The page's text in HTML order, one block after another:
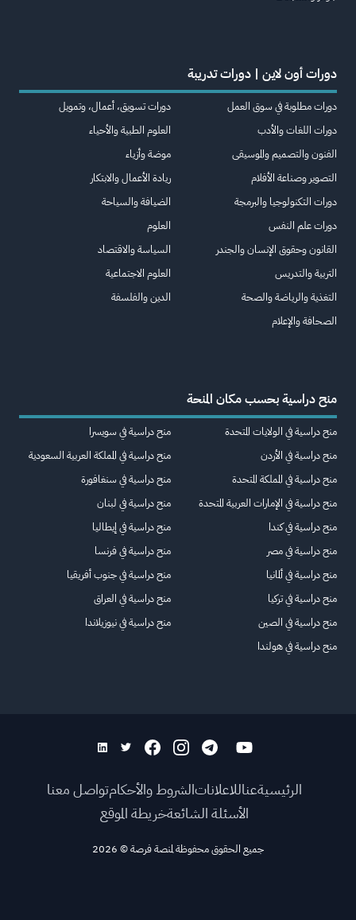
دورات أون لاين | دورات تدريبة
دورات مطلوبة في سوق العمل
دورات اللغات والأدب
الفنون والتصميم والموسيقى
التصوير وصناعة الأفلام
دورات التكنولوجيا والبرمجة
دورات علم النفس
القانون وحقوق الإنسان والجندر
التربية والتدريس
التغذية والرياضة والصحة
الصحافة والإعلام
دورات تسويق، أعمال، وتمويل
العلوم الطبية والأحياء
موضة وأزياء
ريادة الأعمال والابتكار
الضيافة والسياحة
العلوم
السياسة والاقتصاد
العلوم الاجتماعية
الدين والفلسفة
منح دراسية بحسب مكان المنحة
منح دراسية في الولايات المتحدة
منح دراسية في الأردن
منح دراسية في المملكة المتحدة
منح دراسية في الإمارات العربية المتحدة
منح دراسية في كندا
منح دراسية في مصر
منح دراسية في ألمانيا
منح دراسية في تركيا
منح دراسية في الصين
منح دراسية في هولندا
منح دراسية في سويسرا
منح دراسية في المملكة العربية السعودية
منح دراسية في سنغافورة
منح دراسية في لبنان
منح دراسية في إيطاليا
منح دراسية في فرنسا
منح دراسية في جنوب أفريقيا
منح دراسية في العراق
منح دراسية في نيوزيلاندا
الرئيسيةعناللاعلاناتالشروط والأحكامتواصل معنا
الأسئلة الشائعةخريطة الموقع
جميع الحقوق محفوظة لمنصة فرصة©
2026